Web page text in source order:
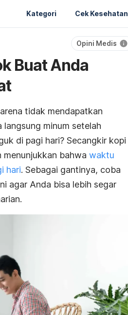
Kategori Cek Kesehatan
Opini Medis
Buat Anda
tidak mendapatkan
langsung minum setelah
di pagi hari? Secangkir kopi
bahwa waktu
hari. Sebagai gantinya, coba
agar Anda bisa lebih segar